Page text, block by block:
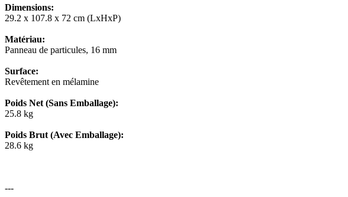
Dimensions:
29.2 x 107.8 x 72 cm (LxHxP)
Matériau:
Panneau de particules, 16 mm
Surface:
Revêtement en mélamine
Poids Net (Sans Emballage):
25.8 kg
Poids Brut (Avec Emballage):
28.6 kg
---